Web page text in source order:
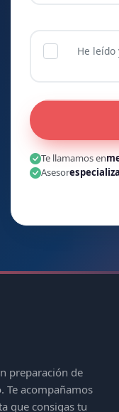
He leído
Te llamamos en
Asesor
preparación de
Te acompañamos
que consigas tu